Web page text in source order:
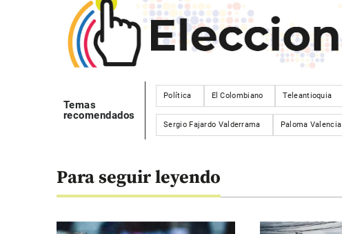
Temas
recomendados
Política El Colombiano Teleantioquia
Sergio Fajardo Valderrama Paloma Valencia
Para seguir leyendo